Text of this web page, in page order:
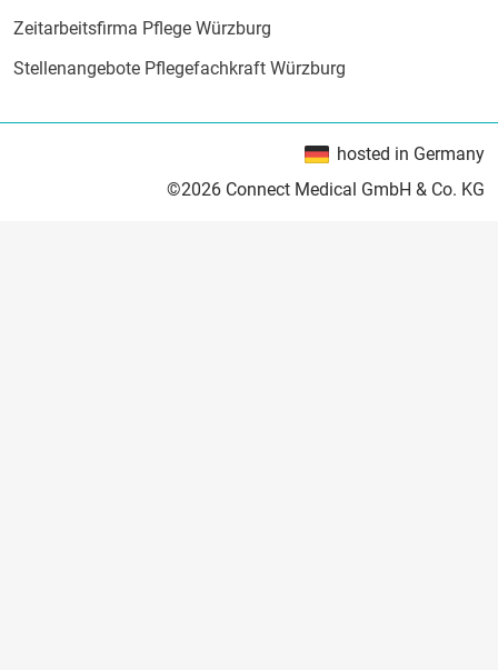
Zeitarbeitsfirma Pflege Würzburg
Stellenangebote Pflegefachkraft Würzburg
hosted in Germany
©2026 Connect Medical GmbH & Co. KG